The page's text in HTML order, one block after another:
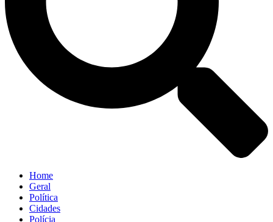
Home
Geral
Política
Cidades
Polícia